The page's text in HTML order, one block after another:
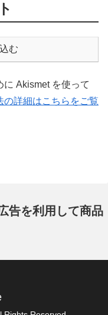
む
Akismet を使って
の詳細はこちらをご覧
告を利用して商品